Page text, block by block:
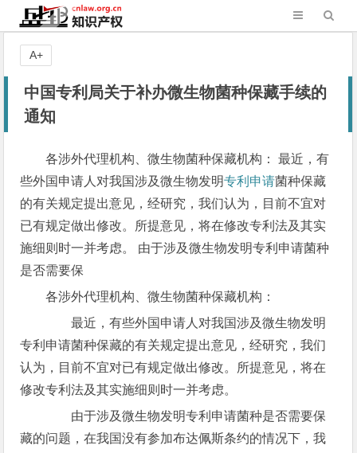
中国专利局关于补办微生物菌种保藏手续的
通知
各涉外代理机构、微生物菌种保藏机构： 最近，有
些外国申请人对我国涉及微生物发明专利申请菌种保藏
的有关规定提出意见，经研究，我们认为，目前不宜对
已有规定做出修改。所提意见，将在修改专利法及其实
施细则时一并考虑。 由于涉及微生物发明专利申请菌种
是否需要保
各涉外代理机构、微生物菌种保藏机构：
最近，有些外国申请人对我国涉及微生物发明
专利申请菌种保藏的有关规定提出意见，经研究，我们
认为，目前不宜对已有规定做出修改。所提意见，将在
修改专利法及其实施细则时一并考虑。
由于涉及微生物发明专利申请菌种是否需要保
藏的问题，在我国没有参加布达佩斯条约的情况下，我
A+